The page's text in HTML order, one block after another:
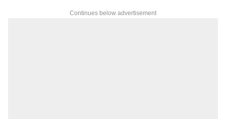
Continues below advertisement